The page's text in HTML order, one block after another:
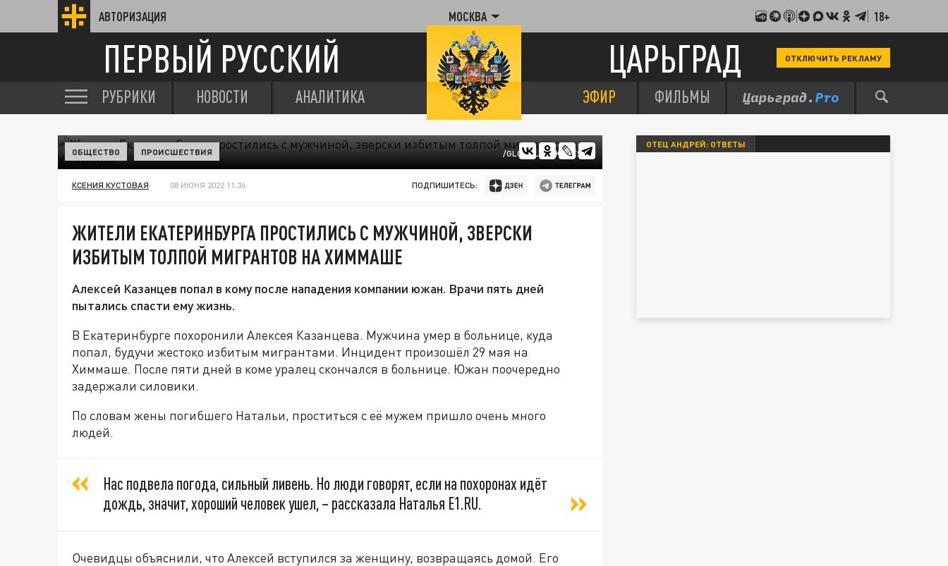
АВТОРИЗАЦИЯ МОСКВА 18+
ПЕРВЫЙ РУССКИЙ ЦАРЬГРАД ОТКЛЮЧИТЬ РЕКЛАМУ
РУБРИКИ НОВОСТИ АНАЛИТИКА ЭФИР ФИЛЬМЫ
/GLOBALLOOKPRESS
ОБЩЕСТВО ПРОИСШЕСТВИЯ
КСЕНИЯ КУСТОВАЯ 08 ИЮНЯ 2022 11:36 ПОДПИШИТЕСЬ:
ЖИТЕЛИ ЕКАТЕРИНБУРГА ПРОСТИЛИСЬ С МУЖЧИНОЙ, ЗВЕРСКИ
ИЗБИТЫМ ТОЛПОЙ МИГРАНТОВ НА ХИММАШЕ
Алексей Казанцев попал в кому после нападения компании южан. Врачи пять дней
пытались спасти ему жизнь.
В Екатеринбурге похоронили Алексея Казанцева. Мужчина умер в больнице, куда
попал, будучи жестоко избитым мигрантами. Инцидент произошёл 29 мая на
Химмаше. После пяти дней в коме уралец скончался в больнице. Южан поочередно
задержали силовики.
По словам жены погибшего Натальи, проститься с её мужем пришло очень много
людей.
Нас подвела погода, сильный ливень. Но люди говорят, если на похоронах идёт
дождь, значит, хороший человек ушел, – рассказала Наталья Е1.RU.
Очевидцы объяснили, что Алексей вступился за женщину, возвращаясь домой. Его
ОТЕЦ АНДРЕЙ: ОТВЕТЫ